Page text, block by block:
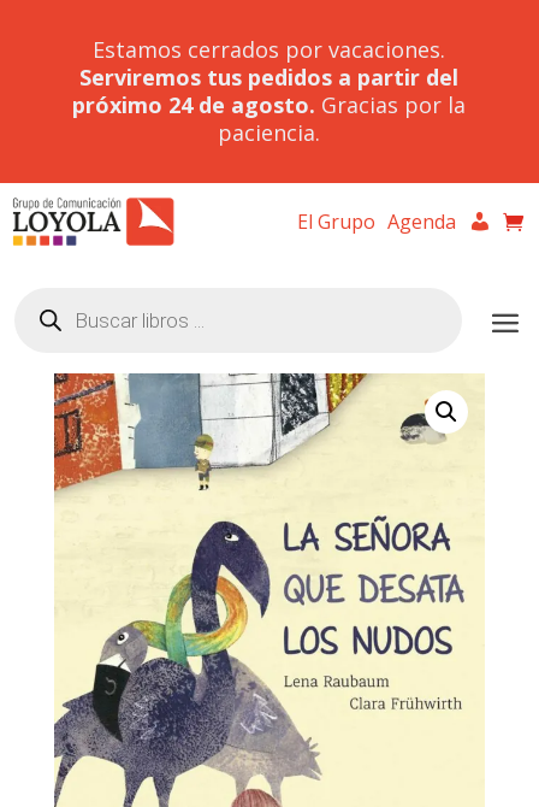
Estamos cerrados por vacaciones.
Serviremos tus pedidos a partir del
próximo 24 de agosto. Gracias por la
paciencia.
El Grupo Agenda
productos